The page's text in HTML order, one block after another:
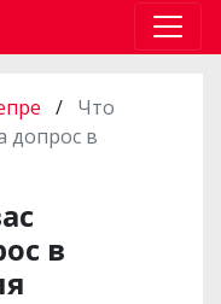
/ Что
допрос в
в